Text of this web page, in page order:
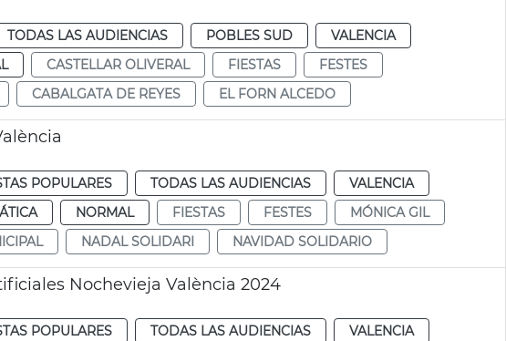
TODAS LAS AUDIENCIAS POBLES SUD
VALENCIA
CASTELLAR OLIVERAL FIESTAS
FESTES
CABALGATA DE REYES EL FORN ALCEDO
POPULARES TODAS LAS AUDIENCIAS
VALENCIA
NORMAL FIESTAS FESTES
MÓNICA GIL
NADAL SOLIDARI NAVIDAD SOLIDARIO
Nochevieja València 2024
POPULARES TODAS LAS AUDIENCIAS VALENCIA